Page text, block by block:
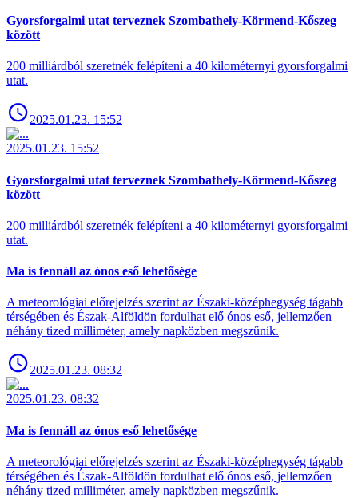
Gyorsforgalmi utat terveznek Szombathely-Körmend-Kőszeg
között
200 milliárdból szeretnék felépíteni a 40 kilométernyi gyorsforgalmi
utat.
2025.01.23. 15:52
2025.01.23. 15:52
Gyorsforgalmi utat terveznek Szombathely-Körmend-Kőszeg
között
200 milliárdból szeretnék felépíteni a 40 kilométernyi gyorsforgalmi
utat.
Ma is fennáll az ónos eső lehetősége
A meteorológiai előrejelzés szerint az Északi-középhegység tágabb
térségében és Észak-Alföldön fordulhat elő ónos eső, jellemzően
néhány tized milliméter, amely napközben megszűnik.
2025.01.23. 08:32
2025.01.23. 08:32
Ma is fennáll az ónos eső lehetősége
A meteorológiai előrejelzés szerint az Északi-középhegység tágabb
térségében és Észak-Alföldön fordulhat elő ónos eső, jellemzően
néhány tized milliméter, amely napközben megszűnik.